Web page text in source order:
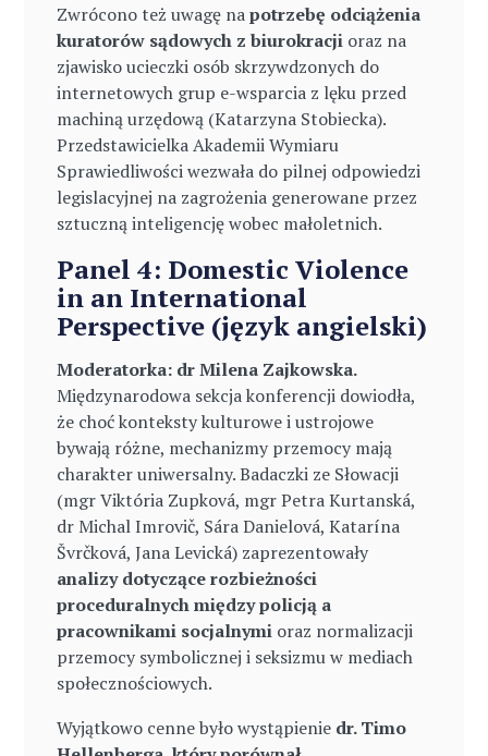
Zwrócono też uwagę napotrzebę odciążenia
kuratorów sądowych z biurokracji oraz na
zjawisko ucieczki osób skrzywdzonych do
internetowych grup e-wsparcia z lęku przed
machiną urzędową (Katarzyna Stobiecka).
Przedstawicielka Akademii Wymiaru
Sprawiedliwości wezwała do pilnej odpowiedzi
legislacyjnej na zagrożenia generowane przez
sztuczną inteligencję wobec małoletnich.
Panel 4: Domestic Violence
in an International
Perspective (język angielski)
Moderatorka: dr Milena Zajkowska.
Międzynarodowa sekcja konferencji dowiodła,
że choć konteksty kulturowe i ustrojowe
bywają różne, mechanizmy przemocy mają
charakter uniwersalny. Badaczki ze Słowacji
(mgr Viktória Zupková, mgr Petra Kurtanská,
dr Michal Imrovič, Sára Danielová, Katarína
Švrčková, Jana Levická) zaprezentowały
analizy dotyczące rozbieżności
proceduralnych między policją a
pracownikami socjalnymi oraz normalizacji
przemocy symbolicznej i seksizmu w mediach
społecznościowych.
Wyjątkowo cenne było wystąpienie dr. Timo